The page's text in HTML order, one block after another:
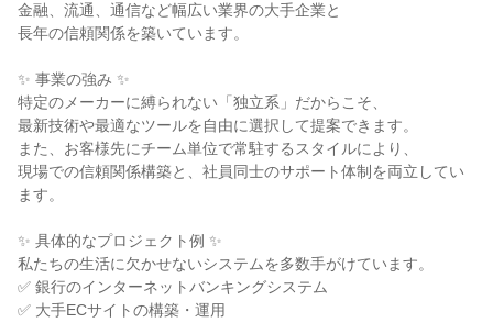
金融、流通、通信など幅広い業界の大手企業と
長年の信頼関係を築いています。
✨ 事業の強み ✨
特定のメーカーに縛られない「独立系」だからこそ、
最新技術や最適なツールを自由に選択して提案できます。
また、お客様先にチーム単位で常駐するスタイルにより、
現場での信頼関係構築と、社員同士のサポート体制を両立してい
ます。
✨ 具体的なプロジェクト例 ✨
私たちの生活に欠かせないシステムを多数手がけています。
✅ 銀行のインターネットバンキングシステム
✅ 大手ECサイトの構築・運用